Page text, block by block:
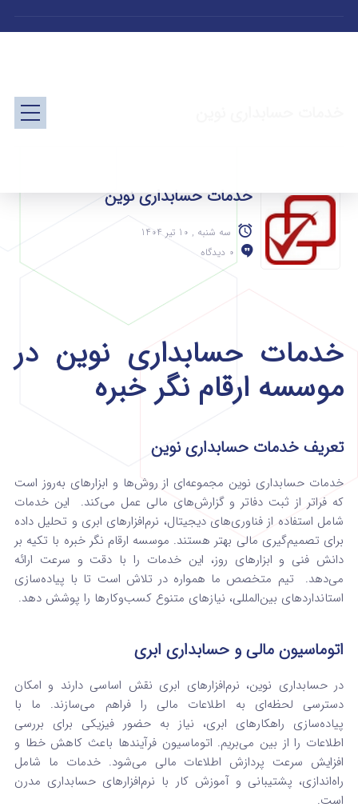
خدمات حسابداری نوین
سه شنبه , 10 تیر 1404
0 دیدگاه
خدمات حسابداری نوین در
موسسه ارقام نگر خبره
تعریف خدمات حسابداری نوین
خدمات حسابداری نوین مجموعه‌ای از روش‌ها و ابزارهای به‌روز است
که فراتر از ثبت دفاتر و گزارش‌های مالی عمل می‌کند. این خدمات
شامل استفاده از فناوری‌های دیجیتال، نرم‌افزارهای ابری و تحلیل داده
برای تصمیم‌گیری مالی بهتر هستند. موسسه ارقام نگر خبره با تکیه بر
دانش فنی و ابزارهای روز، این خدمات را با دقت و سرعت ارائه
می‌دهد. تیم متخصص ما همواره در تلاش است تا با پیاده‌سازی
استانداردهای بین‌المللی، نیازهای متنوع کسب‌وکارها را پوشش دهد.
اتوماسیون مالی و حسابداری ابری
در حسابداری نوین، نرم‌افزارهای ابری نقش اساسی دارند و امکان
دسترسی لحظه‌ای به اطلاعات مالی را فراهم می‌سازند. ما با
پیاده‌سازی راهکارهای ابری، نیاز به حضور فیزیکی برای بررسی
اطلاعات را از بین می‌بریم. اتوماسیون فرآیندها باعث کاهش خطا و
افزایش سرعت پردازش اطلاعات مالی می‌شود. خدمات ما شامل
راه‌اندازی، پشتیبانی و آموزش کار با نرم‌افزارهای حسابداری مدرن
است.